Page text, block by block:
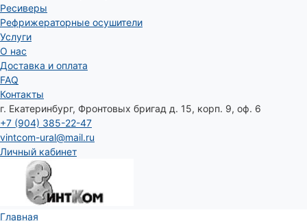
Ресиверы
Рефрижераторные осушители
Услуги
О нас
Доставка и оплата
FAQ
Контакты
г. Екатеринбург, Фронтовых бригад д. 15, корп. 9, оф. 6
+7 (904) 385-22-47
vintcom-ural@mail.ru
Личный кабинет
Главная